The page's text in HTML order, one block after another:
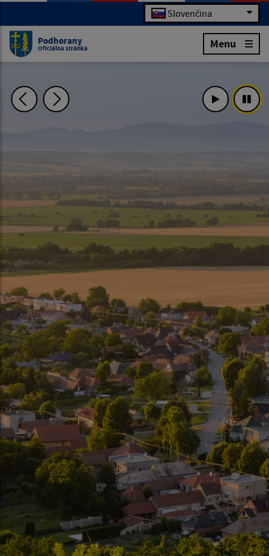
Slovenčina
Podhorany
Oficiálna stránka Menu